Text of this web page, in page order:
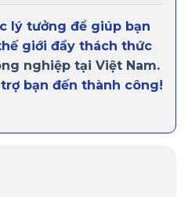
lý tưởng để giúp bạn
giới đầy thách thức
nghiệp tại Việt Nam.
bạn đến thành công!